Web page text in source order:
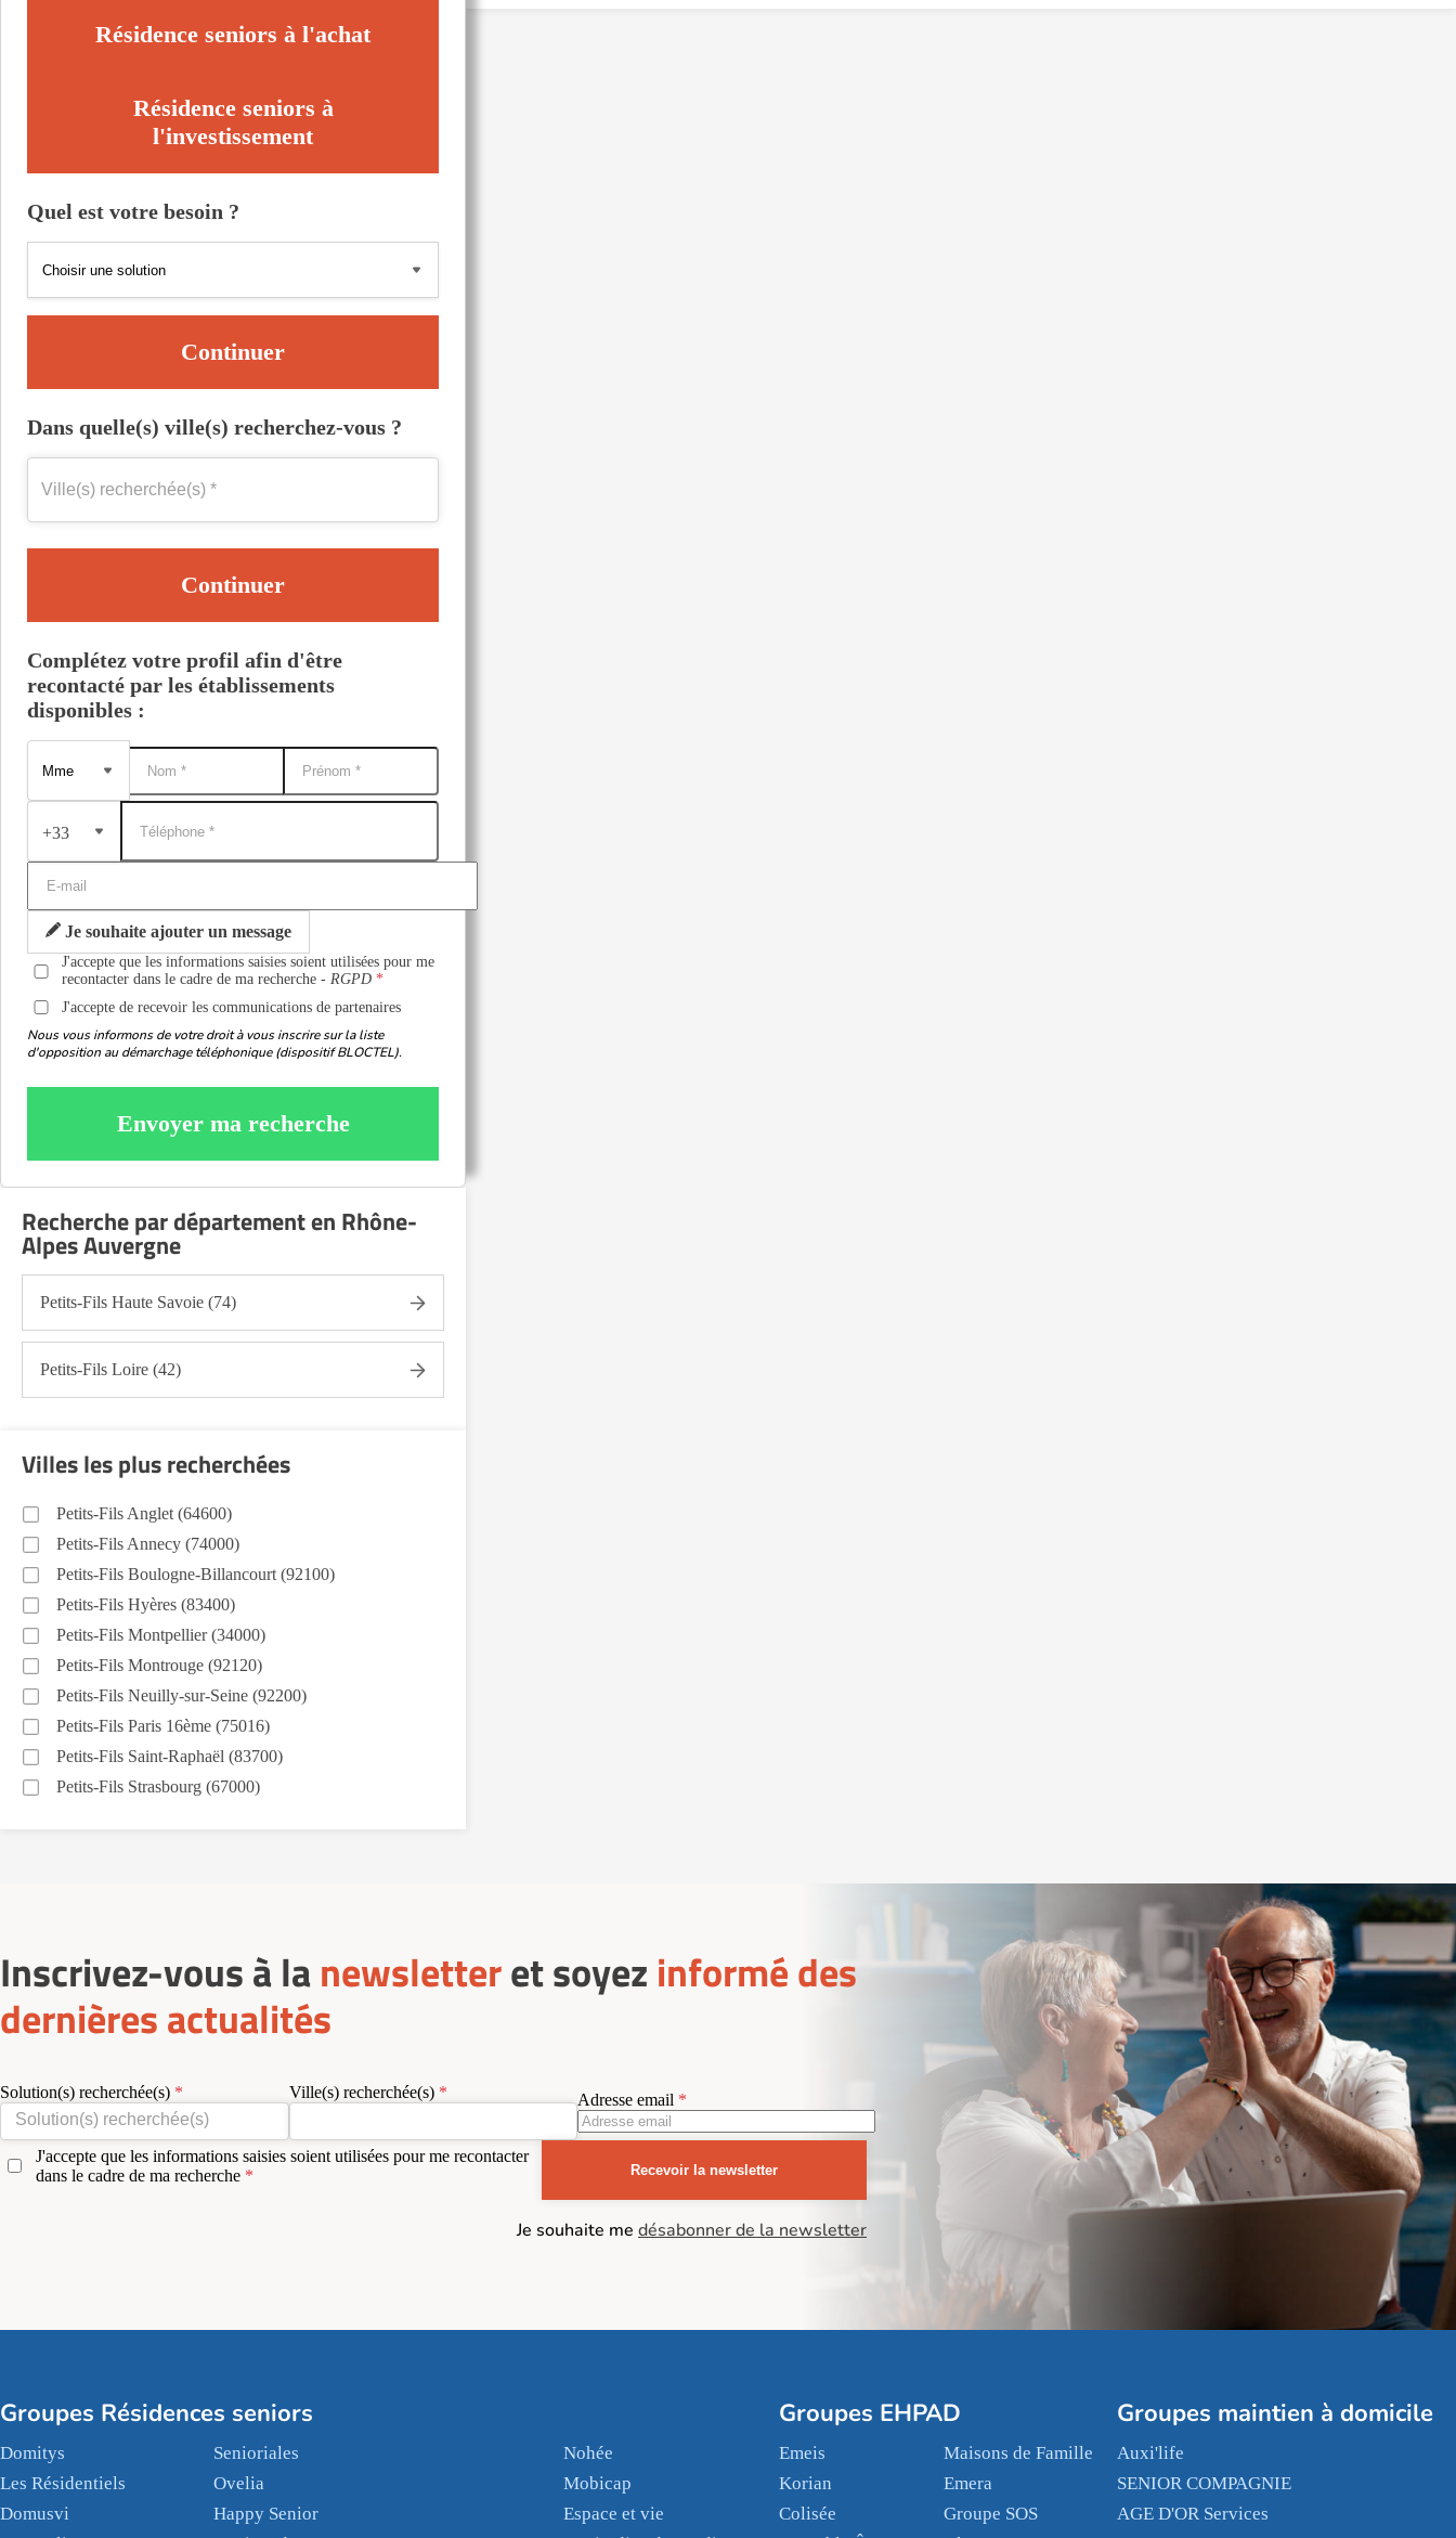
Résidence seniors à l'achat
Résidence seniors à
l'investissement
Quel est votre besoin ?
Continuer
Dans quelle(s) ville(s) recherchez-vous ?
Continuer
Complétez votre profil afin d'être
recontacté par les établissements
disponibles :
+33
Je souhaite ajouter un message
J'accepte que les informations saisies soient utilisées pour me
recontacter dans le cadre de ma recherche -RGPD
J'accepte de recevoir les communications de partenaires
Nous vous informons de votre droit à vous inscrire sur la liste
d'opposition au démarchage téléphonique (dispositif BLOCTEL).
Envoyer ma recherche
Recherche par département en Rhône-
Alpes Auvergne
Petits-Fils Haute Savoie (74)
Petits-Fils Loire (42)
Villes les plus recherchées
Petits-Fils Anglet (64600)
Petits-Fils Annecy (74000)
Petits-Fils Boulogne-Billancourt (92100)
Petits-Fils Hyères (83400)
Petits-Fils Montpellier (34000)
Petits-Fils Montrouge (92120)
Petits-Fils Neuilly-sur-Seine (92200)
Petits-Fils Paris 16ème (75016)
Petits-Fils Saint-Raphaël (83700)
Petits-Fils Strasbourg (67000)
Inscrivez-vous à lanewsletteret soyez informé des
dernières actualités
Solution(s) recherchée(s) Ville(s) recherchée(s) Adresse email
J'accepte que les informations saisies soient utilisées pour me recontacter
dans le cadre de ma recherche
Recevoir la newsletter
Je souhaite me désabonner de la newsletter
Groupes Résidences seniors
Domitys Senioriales
Nohée
Les Résidentiels
Ovelia
Mobicap
Domusvi
Happy Senior
Espace et vie
Groupes EHPAD
Emeis
Maisons de Famille
Korian
Emera
Colisée
Groupe SOS
Groupes maintien à domicile
Auxi'life
SENIOR COMPAGNIE
AGE D'OR Services